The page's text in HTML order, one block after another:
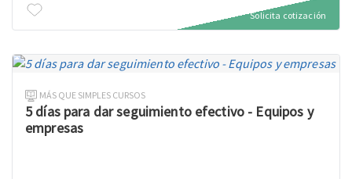
Solicita cotización
MÁS QUE SIMPLES CURSOS
5 días para dar seguimiento efectivo - Equipos y
empresas